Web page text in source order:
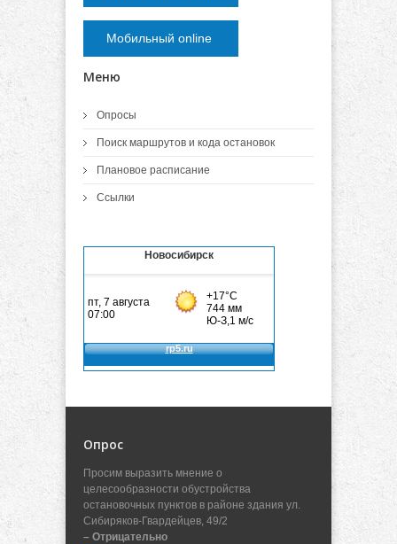
Мобильный online
Меню
Опросы
Поиск маршрутов и кода остановок
Плановое расписание
Ссылки
Новосибирск
Опрос
Просим выразить мнение о
целесообразности обустройства
остановочных пунктов в районе здания ул.
Сибиряков-Гвардейцев, 49/2
– Отрицательно